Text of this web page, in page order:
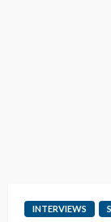
INTERVIEWS